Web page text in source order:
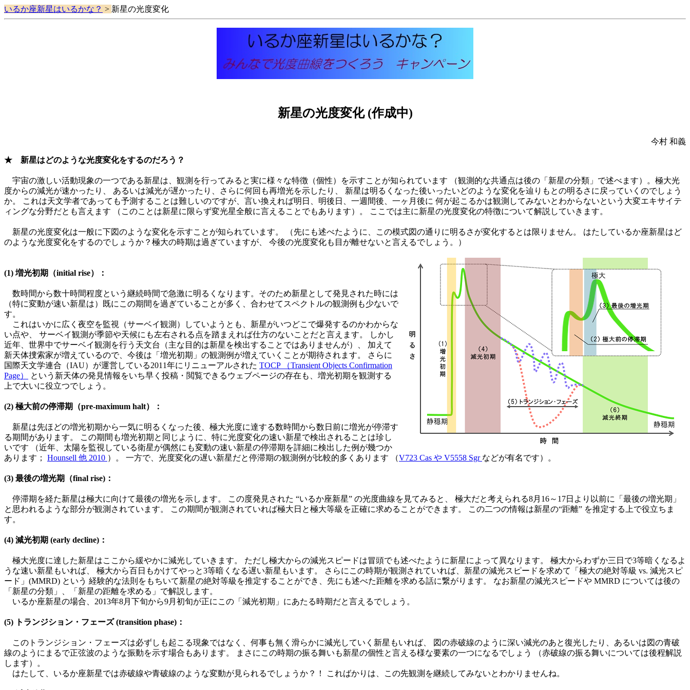
いるか座新星はいるかな？ > 新星の光度変化
新星の光度変化 (作成中)
今村 和義
★ 新星はどのような光度変化をするのだろう？
宇宙の激しい活動現象の一つである新星は、観測を行ってみると実に様々な特徴（個性）を示すことが知られています （観測的な共通点は後の「新星の分類」で述べます）。極大光
度からの減光が速かったり、 あるいは減光が遅かったり、さらに何回も再増光を示したり、 新星は明るくなった後いったいどのような変化を辿りもとの明るさに戻っていくのでしょう
か。 これは天文学者であっても予測することは難しいのですが、言い換えれば明日、明後日、一週間後、一ヶ月後に 何が起こるかは観測してみないとわからないという大変エキサイテ
ィングな分野だとも言えます （このことは新星に限らず変光星全般に言えることでもあります）。 ここでは主に新星の光度変化の特徴について解説していきます。
新星の光度変化は一般に下図のような変化を示すことが知られています。 （先にも述べたように、この模式図の通りに明るさが変化するとは限りません。 はたしているか座新星はど
のような光度変化をするのでしょうか？極大の時期は過ぎていますが、 今後の光度変化も目が離せないと言えるでしょう。）
(1) 増光初期（initial rise）：
数時間から数十時間程度という継続時間で急激に明るくなります。そのため新星として発見された時には
（特に変動が速い新星は）既にこの期間を過ぎていることが多く、合わせてスペクトルの観測例も少ないで
す。
これはいかに広く夜空を監視（サーベイ観測）していようとも、新星がいつどこで爆発するのかわからな
い点や、 サーベイ観測が季節や天候にも左右される点を踏まえれば仕方のないことだと言えます。 しかし
近年、世界中でサーベイ観測を行う天文台（主な目的は新星を検出することではありませんが）、 加えて
新天体捜索家が増えているので、今後は「増光初期」の観測例が増えていくことが期待されます。 さらに
国際天文学連合（IAU）が運営している2011年にリニューアルされた TOCP （Transient Objects Confirmation
Page）
という新天体の発見情報をいち早く投稿・閲覧できるウェブページの存在も、増光初期を観測する
上で大いに役立つでしょう。
(2) 極大前の停滞期（pre-maximum halt）：
新星は先ほどの増光初期から一気に明るくなった後、極大光度に達する数時間から数日前に増光が停滞す
る期間があります。 この期間も増光初期と同じように、特に光度変化の速い新星で検出されることは珍し
いです （近年、太陽を監視している衛星が偶然にも変動の速い新星の停滞期を詳細に検出した例が幾つか
あります； Hounsell 他 2010 ）。 一方で、光度変化の遅い新星だと停滞期の観測例が比較的多くあります （V723 Cas や V5558 Sgr などが有名です）。
(3) 最後の増光期（final rise)：
停滞期を経た新星は極大に向けて最後の増光を示します。 この度発見された “いるか座新星” の光度曲線を見てみると、 極大だと考えられる8月16～17日より以前に「最後の増光期」
と思われるような部分が観測されています。 この期間が観測されていれば極大日と極大等級を正確に求めることができます。 この二つの情報は新星の“距離” を推定する上で役立ちま
す。
(4) 減光初期 (early decline)：
極大光度に達した新星はここから緩やかに減光していきます。 ただし極大からの減光スピードは冒頭でも述べたように新星によって異なります。 極大からわずか三日で3等暗くなるよ
うな速い新星もいれば、 極大から百日もかけてやっと3等暗くなる遅い新星もいます。 さらにこの時期が観測されていれば、新星の減光スピードを求めて「極大の絶対等級 vs. 減光スピ
ード」(MMRD) という 経験的な法則をもちいて新星の絶対等級を推定することができ、先にも述べた距離を求める話に繋がります。 なお新星の減光スピードや MMRD については後の
「新星の分類」、「新星の距離を求める」で解説します。
いるか座新星の場合、2013年8月下旬から9月初旬が正にこの「減光初期」にあたる時期だと言えるでしょう。
(5) トランジション・フェーズ (transition phase)：
このトランジション・フェーズは必ずしも起こる現象ではなく、何事も無く滑らかに減光していく新星もいれば、 図の赤破線のように深い減光のあと復光したり、あるいは図の青破
線のようにまるで正弦波のような振動を示す場合もあります。 まさにこの時期の振る舞いも新星の個性と言える様な要素の一つになるでしょう （赤破線の振る舞いについては後程解説
します）。
はたして、いるか座新星では赤破線や青破線のような変動が見られるでしょうか？！ こればかりは、この先観測を継続してみないとわかりませんね。